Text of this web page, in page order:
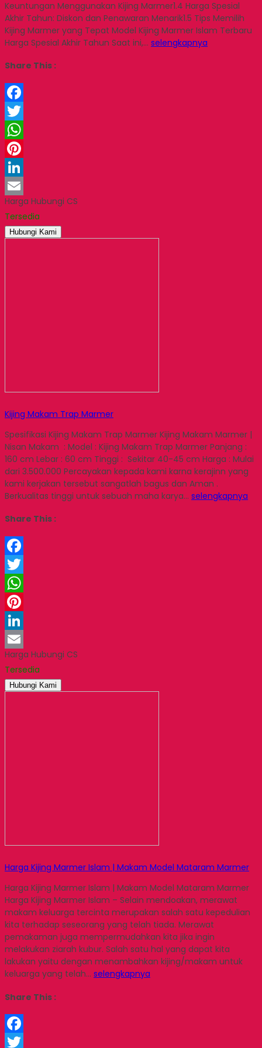
Keuntungan Menggunakan Kijing Marmer1.4 Harga Spesial
Akhir Tahun: Diskon dan Penawaran Menarik1.5 Tips Memilih
Kijing Marmer yang Tepat Model Kijing Marmer Islam Terbaru
Harga Spesial Akhir Tahun Saat ini,… selengkapnya
Share This :
Facebook
Twitter
WhatsApp
Pinterest
LinkedIn
Email
Harga Hubungi CS
Tersedia
Hubungi Kami
Kijing Makam Trap Marmer
Spesifikasi Kijing Makam Trap Marmer Kijing Makam Marmer |
Nisan Makam : Model : Kijing Makam Trap Marmer Panjang :
160 cm Lebar : 60 cm Tinggi : Sekitar 40-45 cm Harga : Mulai
dari 3.500.000 Percayakan kepada kami karna kerajinn yang
kami kerjakan tersebut sangatlah bagus dan Aman .
Berkualitas tinggi untuk sebuah maha karya… selengkapnya
Share This :
Facebook
Twitter
WhatsApp
Pinterest
LinkedIn
Email
Harga Hubungi CS
Tersedia
Hubungi Kami
Harga Kijing Marmer Islam | Makam Model Mataram Marmer
Harga Kijing Marmer Islam | Makam Model Mataram Marmer
Harga Kijing Marmer Islam – Selain mendoakan, merawat
makam keluarga tercinta merupakan salah satu kepedulian
kita terhadap seseorang yang telah tiada. Merawat
pemakaman juga mempermudahkan kita jika ingin
melakukan ziarah kubur. Salah satu hal yang dapat kita
lakukan yaitu dengan menambahkan kijing/makam untuk
keluarga yang telah… selengkapnya
Share This :
Facebook